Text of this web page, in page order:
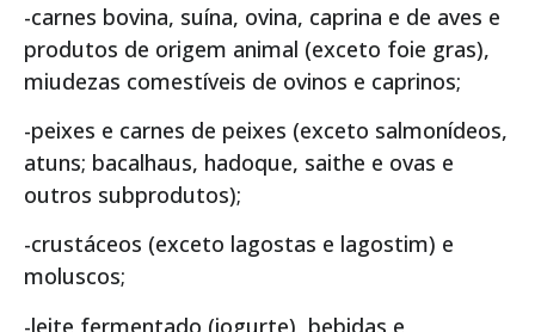
-carnes bovina, suína, ovina, caprina e de aves e
produtos de origem animal (exceto foie gras),
miudezas comestíveis de ovinos e caprinos;
-peixes e carnes de peixes (exceto salmonídeos,
atuns; bacalhaus, hadoque, saithe e ovas e
outros subprodutos);
-crustáceos (exceto lagostas e lagostim) e
moluscos;
-leite fermentado (iogurte), bebidas e